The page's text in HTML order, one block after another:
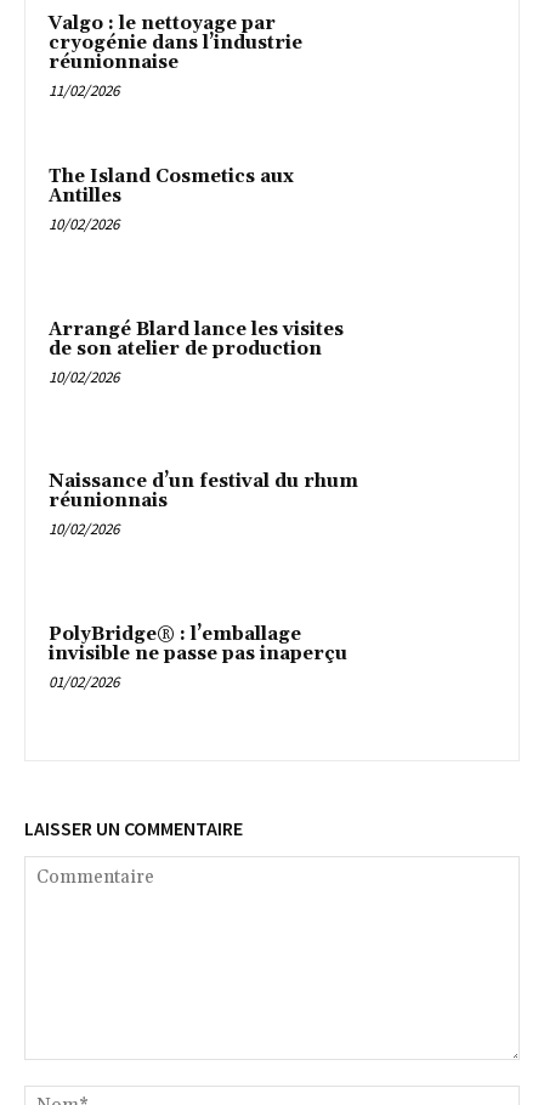
Valgo : le nettoyage par
cryogénie dans l’industrie
réunionnaise
11/02/2026
The Island Cosmetics aux
Antilles
10/02/2026
Arrangé Blard lance les visites
de son atelier de production
10/02/2026
Naissance d’un festival du rhum
réunionnais
10/02/2026
PolyBridge® : l’emballage
invisible ne passe pas inaperçu
01/02/2026
LAISSER UN COMMENTAIRE